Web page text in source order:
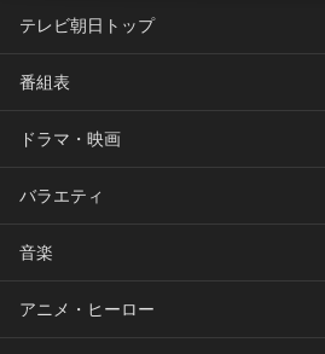
テレビ朝日トップ
番組表
ドラマ・映画
バラエティ
音楽
アニメ・ヒーロー